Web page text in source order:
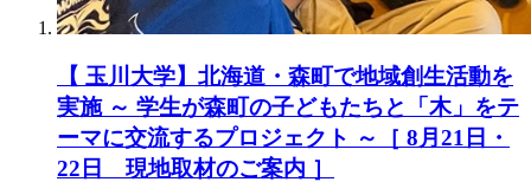
【 玉川大学】北海道・森町で地域創生活動を
実施 ～ 学生が森町の子どもたちと「木」をテ
ーマに交流するプロジェクト ～［ 8月21日・
22日 現地取材のご案内 ］